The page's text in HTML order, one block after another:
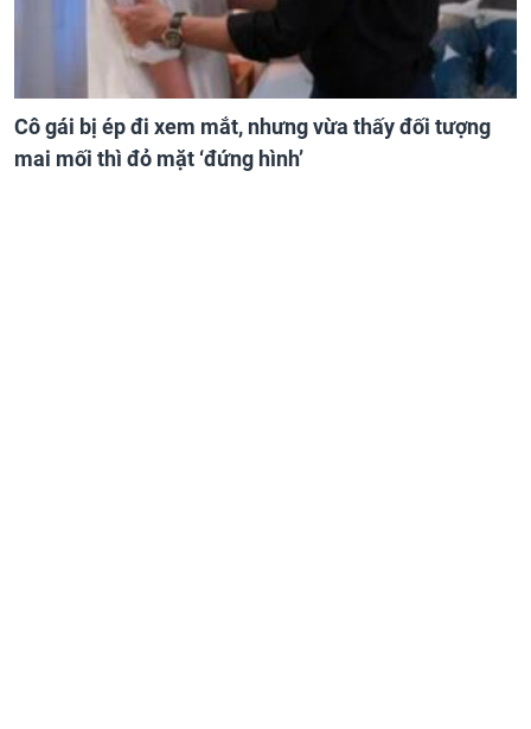
Cô gái bị ép đi xem mắt, nhưng vừa thấy đối tượng
mai mối thì đỏ mặt ‘đứng hình’